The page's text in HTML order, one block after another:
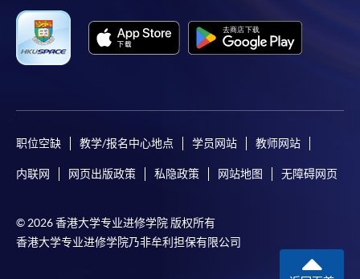
付款方法
辦事」、微信支付（WeChat Pay）或支付寶
（Alipay） 繳付學費。
如以劃線支票或銀行本票繳付，抬頭請註明「香港大
學專業進修學院」。支票背面請寫上課程名稱及申請
职位空缺 教学/报名中心地点 学员网站 教师网站
内联网 网页出版政策 私隐政策 网站地图 无障碍网页
© 2026 香港大学专业进修学院 版权所有
香港大学专业进修学院乃非牟利担保有限公司